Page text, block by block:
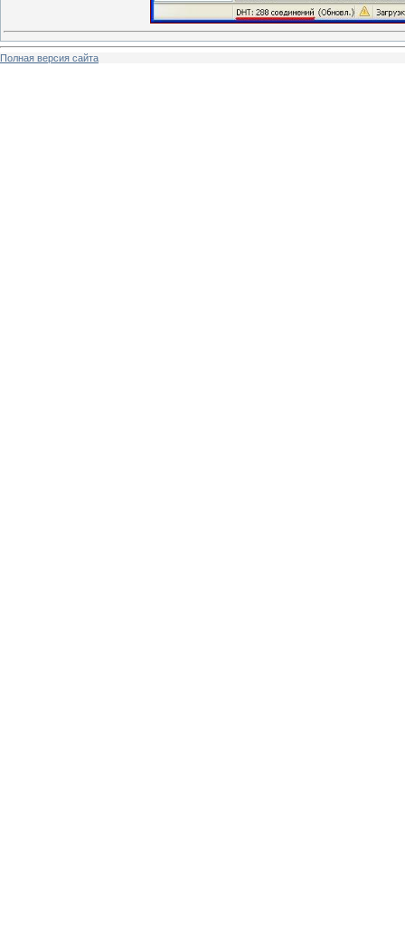
Полная версия сайта